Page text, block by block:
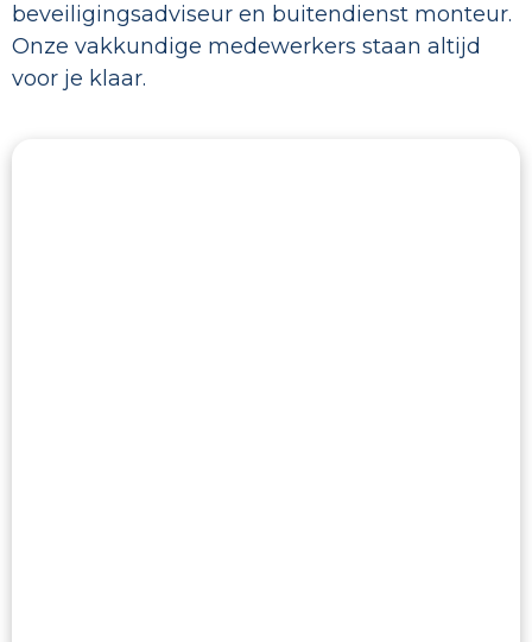
beveiligingsadviseur en buitendienst monteur.
Onze vakkundige medewerkers staan altijd
voor je klaar.